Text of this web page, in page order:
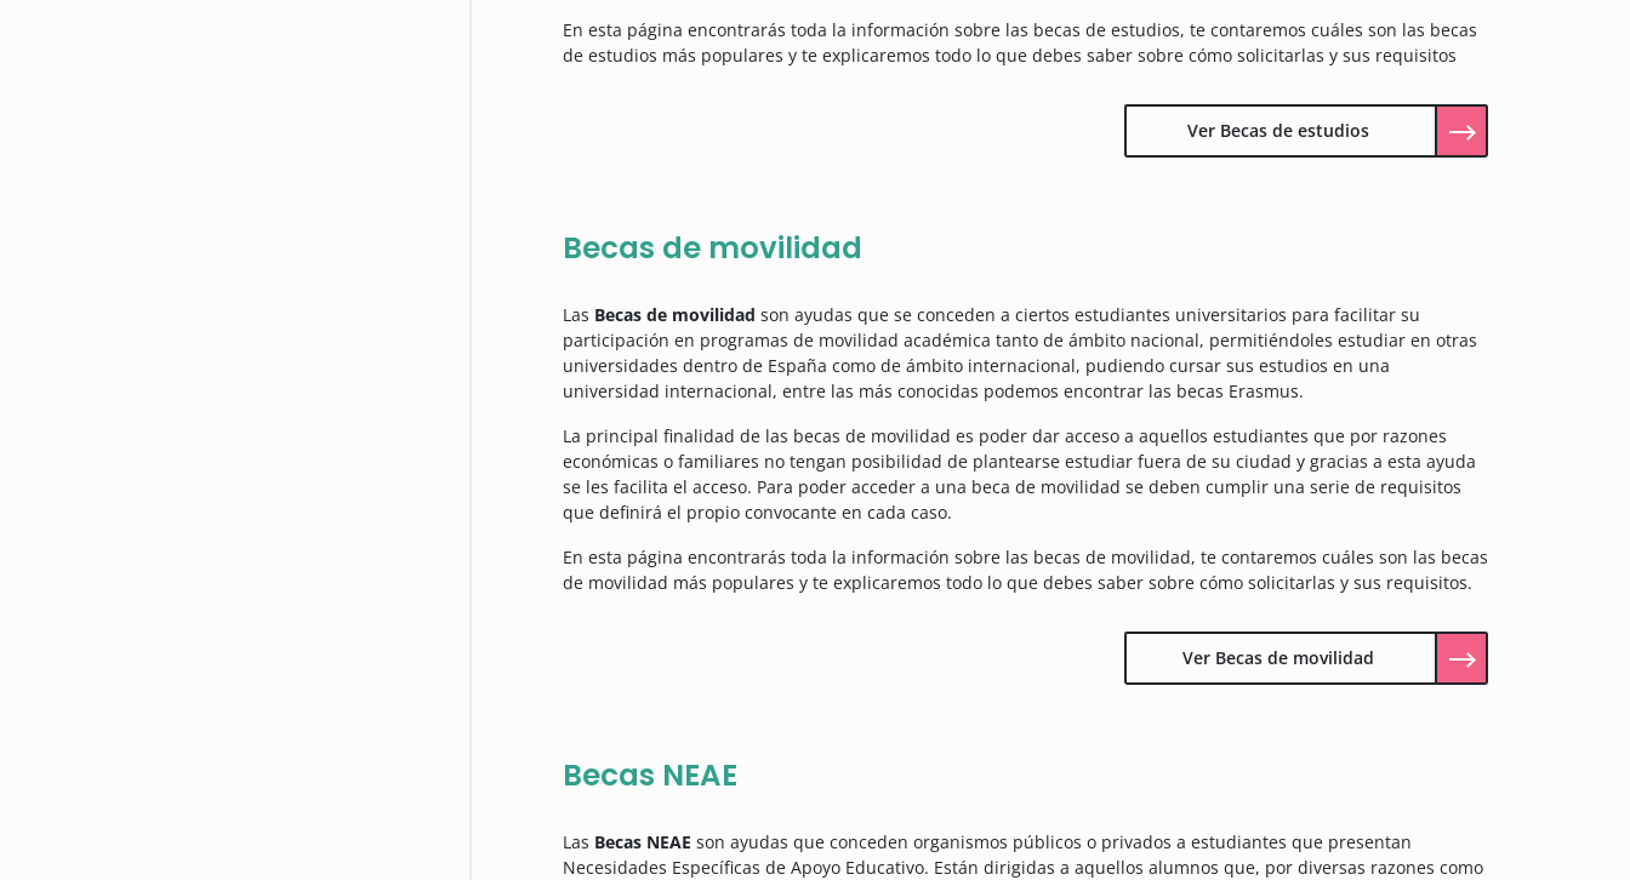
En esta página encontrarás toda la información sobre las becas de estudios, te contaremos cuáles son las becas
de estudios más populares y te explicaremos todo lo que debes saber sobre cómo solicitarlas y sus requisitos
Ver Becas de estudios
Becas de movilidad
Las Becas de movilidad son ayudas que se conceden a ciertos estudiantes universitarios para facilitar su
participación en programas de movilidad académica tanto de ámbito nacional, permitiéndoles estudiar en otras
universidades dentro de España como de ámbito internacional, pudiendo cursar sus estudios en una
universidad internacional, entre las más conocidas podemos encontrar las becas Erasmus.
La principal finalidad de las becas de movilidad es poder dar acceso a aquellos estudiantes que por razones
económicas o familiares no tengan posibilidad de plantearse estudiar fuera de su ciudad y gracias a esta ayuda
se les facilita el acceso. Para poder acceder a una beca de movilidad se deben cumplir una serie de requisitos
que definirá el propio convocante en cada caso.
En esta página encontrarás toda la información sobre las becas de movilidad, te contaremos cuáles son las becas
de movilidad más populares y te explicaremos todo lo que debes saber sobre cómo solicitarlas y sus requisitos.
Ver Becas de movilidad
Becas NEAE
Las Becas NEAE son ayudas que conceden organismos públicos o privados a estudiantes que presentan
Necesidades Específicas de Apoyo Educativo. Están dirigidas a aquellos alumnos que, por diversas razones como